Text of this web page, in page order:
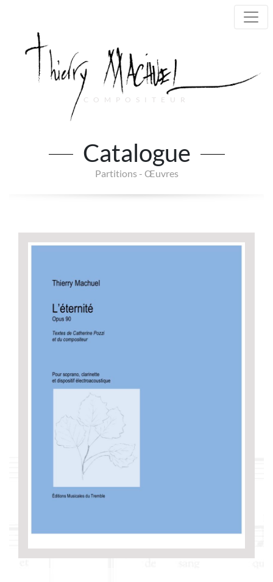
COMPOSITEUR
Main Navigation
Catalogue
Partitions - Œuvres